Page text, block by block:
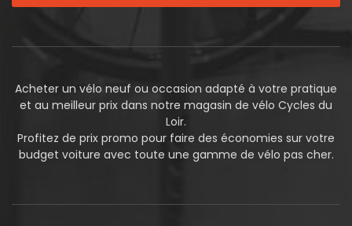
Acheter un vélo neuf ou occasion adapté à votre pratique
et au meilleur prix dans notre magasin de vélo Cycles du
Loir.
Profitez de prix promo pour faire des économies sur votre
budget voiture avec toute une gamme de vélo pas cher.